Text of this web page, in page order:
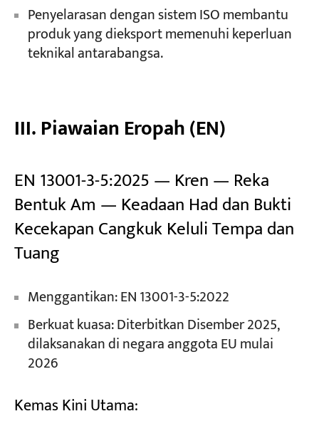
Penyelarasan dengan sistem ISO membantu
produk yang dieksport memenuhi keperluan
teknikal antarabangsa.
III. Piawaian Eropah (EN)
EN 13001-3-5:2025 — Kren — Reka
Bentuk Am — Keadaan Had dan Bukti
Kecekapan Cangkuk Keluli Tempa dan
Tuang
Menggantikan: EN 13001-3-5:2022
Berkuat kuasa: Diterbitkan Disember 2025,
dilaksanakan di negara anggota EU mulai
2026
Kemas Kini Utama: